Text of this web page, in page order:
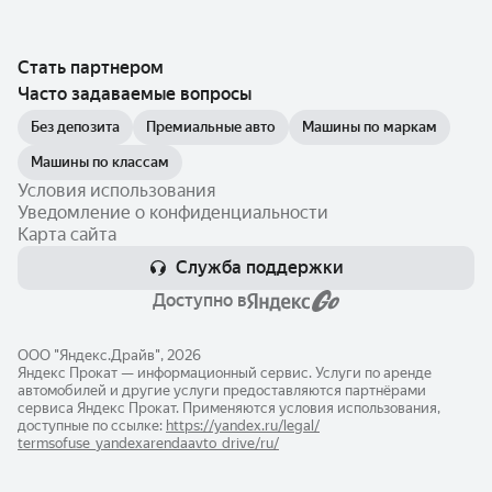
Стать партнером
Часто задаваемые вопросы
Без депозита Премиальные авто Машины по маркам
Машины по классам
Условия использования
Уведомление о конфиденциальности
Карта сайта
Служба поддержки
Доступно в
ООО "Яндекс.Драйв", 2026
Яндекс Прокат — информационный сервис. Услуги по аренде
автомобилей и другие услуги предоставляются партнёрами
сервиса Яндекс Прокат. Применяются условия использования,
доступные по ссылке: https://yandex.ru/legal/​
termsofuse_yandexarendaavto_drive/ru/